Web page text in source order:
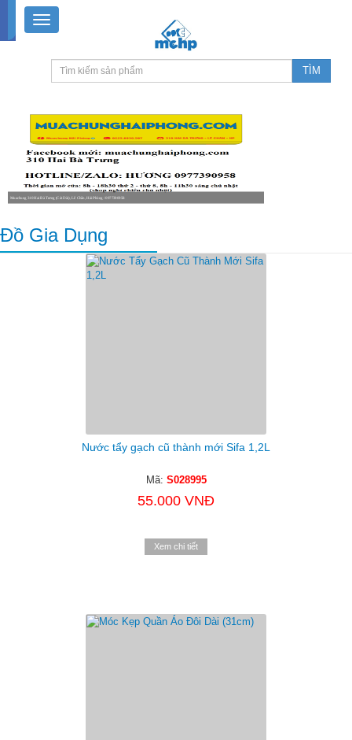
Muachung 310 Hai Bà Trưng (Cát Dài), Lê Chân, Hải Phòng / 0977390958
Đồ Gia Dụng
Nước tẩy gạch cũ thành mới Sifa 1,2L
Mã: S028995
55.000 VNĐ
Xem chi tiết